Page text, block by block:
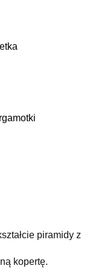
piramidy z
kopertę.